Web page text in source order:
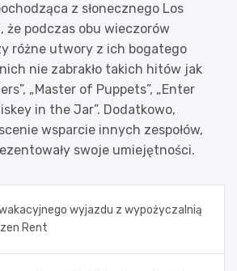
z słonecznego Los
że podczas obu wieczorów
różne utwory z ich bogatego
nie zabrakło takich hitów jak
„Master of Puppets”, „Enter
in the Jar”. Dodatkowo,
wsparcie innych zespołów,
swoje umiejętności.
wyjazdu z wypożyczalnią
Rent